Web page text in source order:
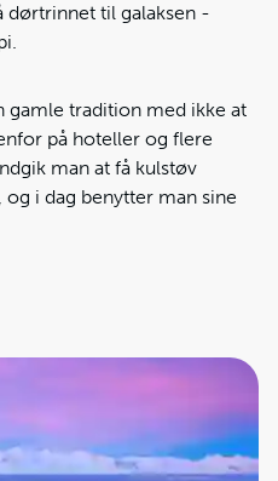
dørtrinnet til galaksen -
gamle tradition med ikke at
på hoteller og flere
man at få kulstøv
i dag benytter man sine